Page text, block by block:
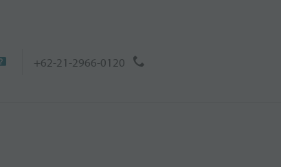
+62-21-2966-0120